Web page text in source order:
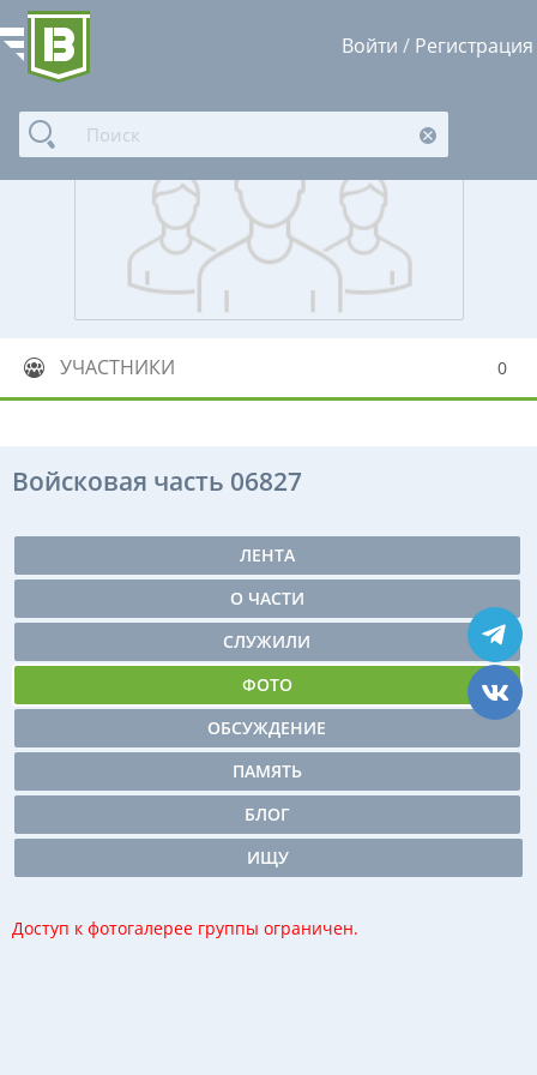
Войти / Регистрация
УЧАСТНИКИ 0
Войсковая часть 06827
ЛЕНТА
О ЧАСТИ
СЛУЖИЛИ
ФОТО
ОБСУЖДЕНИЕ
ПАМЯТЬ
БЛОГ
ИЩУ
Доступ к фотогалерее группы ограничен.